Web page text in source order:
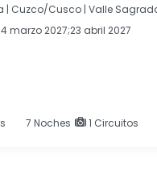
| Cuzco/Cusco | Valle
marzo 2027;23 abril 2027
7 Noches 1 Circuitos